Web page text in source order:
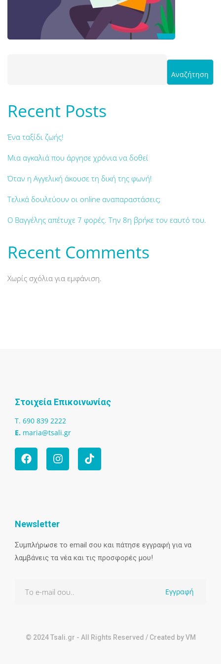
Αναζήτηση
Recent Posts
Ένα ταξίδι ζωής!
Μια αγκαλιά που άργησε χρόνια να δοθεί
Όταν η Αγγελική άκουσε τη δική της φωνή!
Τελικά δουλεύουν οι online αναπαραστάσεις;
Ο Βαγγέλης απέτυχε 7 φορές. Την 8η βρήκε τον εαυτό του.
Recent Comments
Χωρίς σχόλια για εμφάνιση.
Στοιχεία Επικοινωνίας
T. 690 839 2222
Ε. maria@tsali.gr
Newsletter
Συμπλήρωσε το email σου και πάτησε εγγραφή για να
λαμβάνεις τα νέα και τις προσφορές μου!
Εγγραφή
© 2024 Tsali.gr - All Rights Reserved / Created by VM